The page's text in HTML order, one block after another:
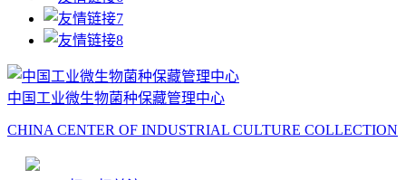
中国工业微生物菌种保藏管理中心
CHINA CENTER OF INDUSTRIAL CULTURE COLLECTION